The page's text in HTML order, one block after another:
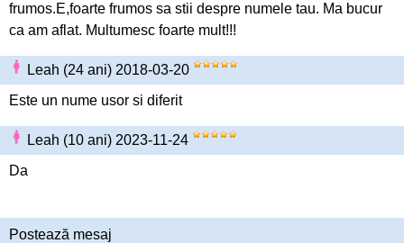
frumos.E,foarte frumos sa stii despre numele tau. Ma bucur
ca am aflat. Multumesc foarte mult!!!
Leah (24 ani) 2018-03-20
Este un nume usor si diferit
Leah (10 ani) 2023-11-24
Da
Postează mesaj